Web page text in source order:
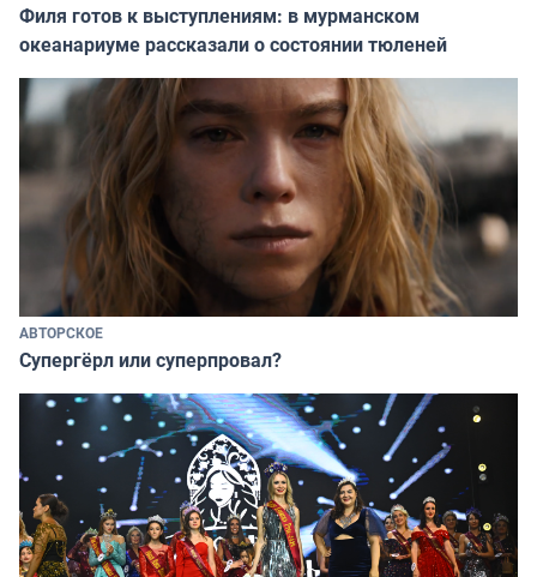
Филя готов к выступлениям: в мурманском
океанариуме рассказали о состоянии тюленей
АВТОРСКОЕ
Супергёрл или суперпровал?